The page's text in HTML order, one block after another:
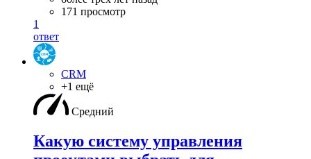
171 просмотр
1
ответ
CRM
+1 ещё
Средний
Какую систему управления